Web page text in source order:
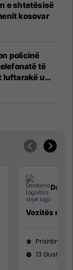
e shtetësisë
kosovar
policinë
të
luftarakë u
Vozitës me
Prishtinë
13 Gusht